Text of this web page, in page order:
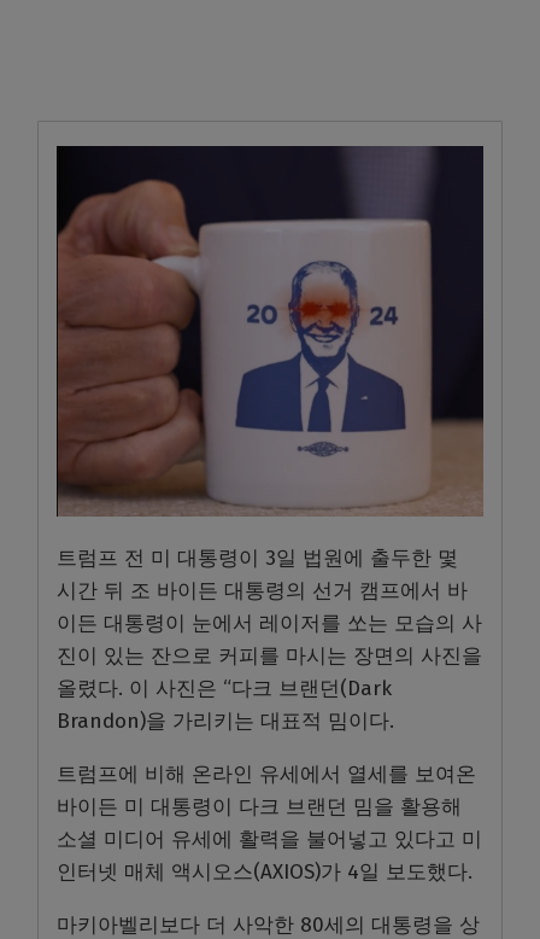
트럼프 전 미 대통령이 3일 법원에 출두한 몇
시간 뒤 조 바이든 대통령의 선거 캠프에서 바
이든 대통령이 눈에서 레이저를 쏘는 모습의 사
진이 있는 잔으로 커피를 마시는 장면의 사진을
올렸다. 이 사진은 “다크 브랜던(Dark
Brandon)을 가리키는 대표적 밈이다.
트럼프에 비해 온라인 유세에서 열세를 보여온
바이든 미 대통령이 다크 브랜던 밈을 활용해
소셜 미디어 유세에 활력을 불어넣고 있다고 미
인터넷 매체 액시오스(AXIOS)가 4일 보도했다.
마키아벨리보다 더 사악한 80세의 대통령을 상